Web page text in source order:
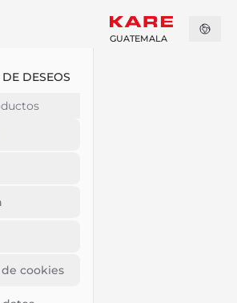
DE DESEOS
cookies
GUATEMALA